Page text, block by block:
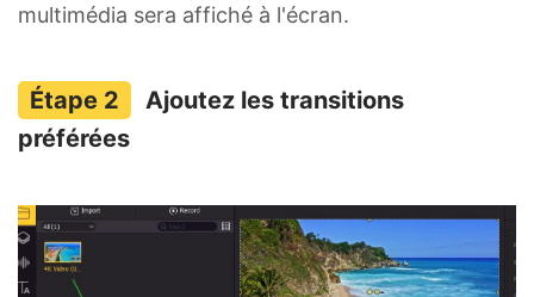
multimédia sera affiché à l'écran.
Ajoutez les transitions
préférées